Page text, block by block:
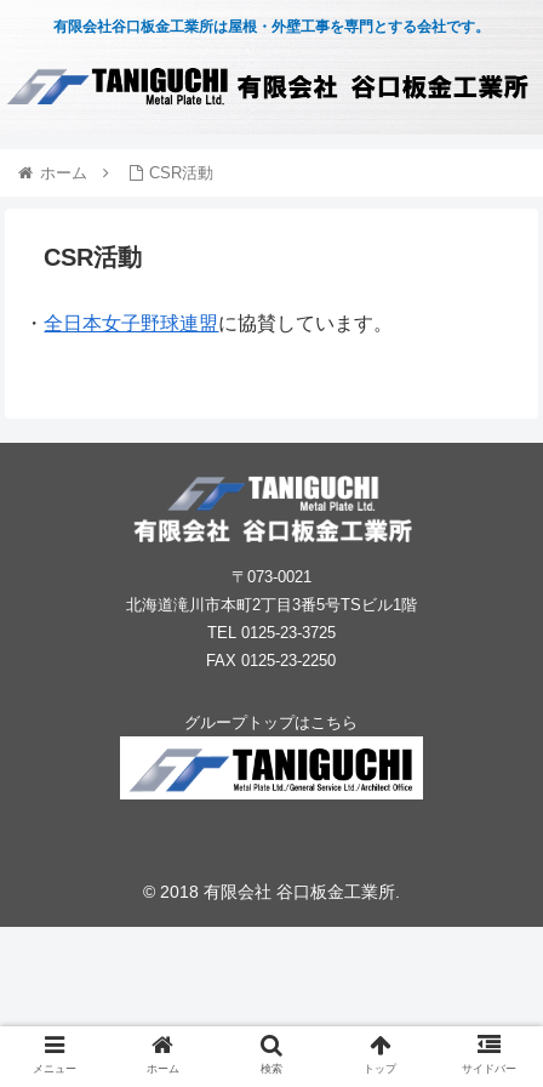
有限会社谷口板金工業所は屋根・外壁工事を専門とする会社です。
ホーム CSR活動
CSR活動
・全日本女子野球連盟に協賛しています。
〒073-0021
北海道滝川市本町2丁目3番5号TSビル1階
TEL 0125-23-3725
FAX 0125-23-2250
グループトップはこちら
© 2018 有限会社 谷口板金工業所.
メニュー ホーム 検索 トップ サイドバー